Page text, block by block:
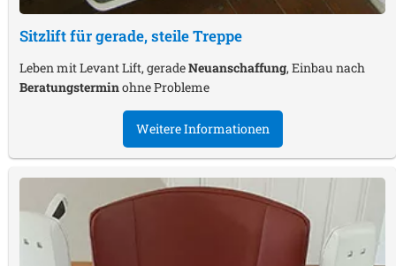
Sitzlift für gerade, steile Treppe
Leben mit Levant Lift, geradeNeuanschaffung, Einbau nach
Beratungsterminohne Probleme
Weitere Informationen